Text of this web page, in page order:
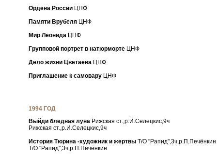
Ордена России ЦНФ
Памяти Врубеля ЦНФ
Мир Леонида ЦНФ
Групповой портрет в натюрморте ЦНФ
Дело жизни Цветаева ЦНФ
Приглашение к самовару ЦНФ
1994 ГОД
Выйди бледная луна Рижская ст.,р.И.Селецкис,9ч
Рижская ст.,р.И.Селецкис,9ч
История Тюрина -художник и жертвы Т/О "Рапид",3ч,р.П.Печёнкин
Т/О "Рапид",3ч,р.П.Печёнкин